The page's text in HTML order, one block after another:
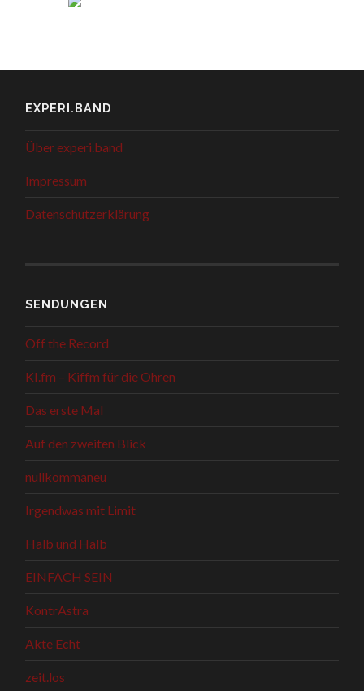
EXPERI.BAND
Über experi.band
Impressum
Datenschutzerklärung
SENDUNGEN
Off the Record
KI.fm – Kiffm für die Ohren
Das erste Mal
Auf den zweiten Blick
nullkommaneu
Irgendwas mit Limit
Halb und Halb
EINFACH SEIN
KontrAstra
Akte Echt
zeit.los